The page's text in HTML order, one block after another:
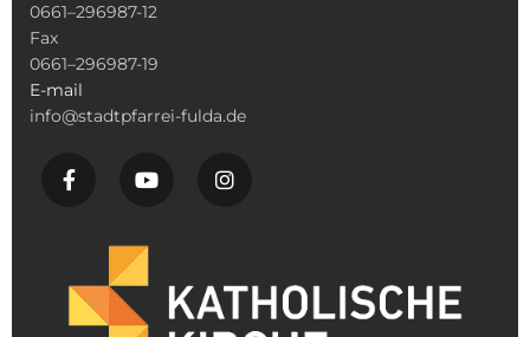
0661–296987-12
Fax
0661–296987-19
E-mail
info@stadtpfarrei-fulda.de